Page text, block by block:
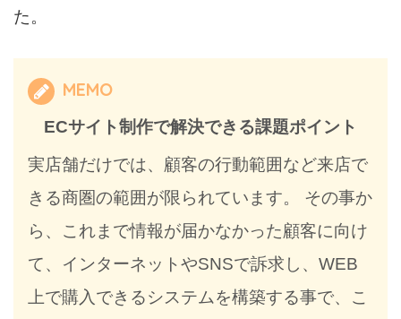
た。
MEMO
ECサイト制作で解決できる課題ポイント
実店舗だけでは、顧客の行動範囲など来店で
きる商圏の範囲が限られています。 その事か
ら、これまで情報が届かなかった顧客に向け
て、インターネットやSNSで訴求し、WEB
上で購入できるシステムを構築する事で、こ